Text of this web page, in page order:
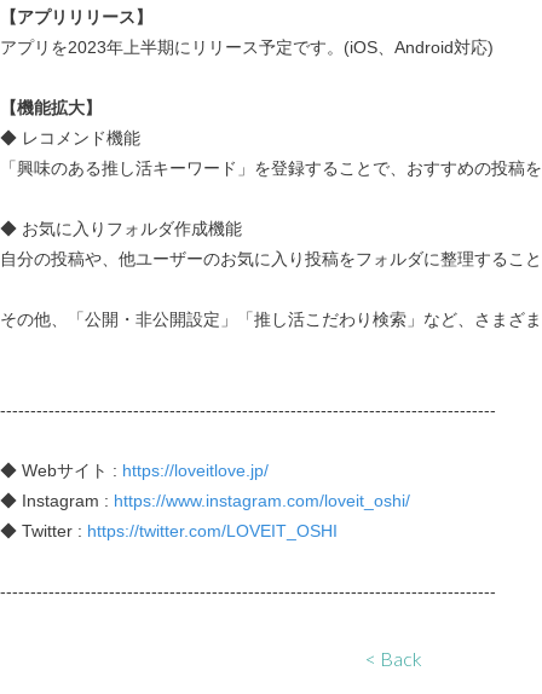
【アプリリリース】
アプリを2023年上半期にリリース予定です。(iOS、Android対応)
【機能拡大】
◆ レコメンド機能
「興味のある推し活キーワード」を登録することで、おすすめの投稿
◆ お気に入りフォルダ作成機能
自分の投稿や、他ユーザーのお気に入り投稿をフォルダに整理するこ
その他、「公開・非公開設定」「推し活こだわり検索」など、さまざ
----------------------------------------------------------------------------------
◆ Webサイト : https://loveitlove.jp/
◆ Instagram : https://www.instagram.com/loveit_oshi/
◆ Twitter : https://twitter.com/LOVEIT_OSHI
----------------------------------------------------------------------------------
< Back